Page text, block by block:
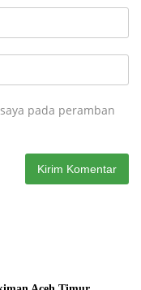
pada peramban